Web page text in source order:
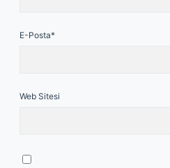
E-Posta*
Web Sitesi